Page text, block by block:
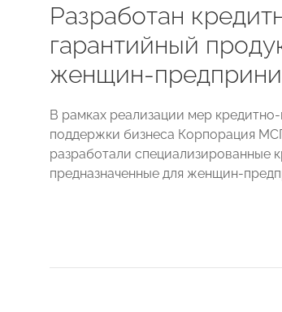
Разработан
гарантийный
женщин-
В рамках реализации мер
поддержки бизнеса Корпорация
разработали специализированные
предназначенные для женщин-